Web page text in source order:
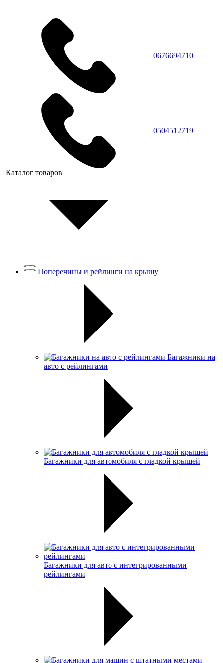
0676694710
0504512719
Каталог товаров
Поперечины и рейлинги на крышу
Багажники на
авто с рейлингами
Багажники для автомобиля с гладкой крышей
Багажники для авто с интегрированными
рейлингами